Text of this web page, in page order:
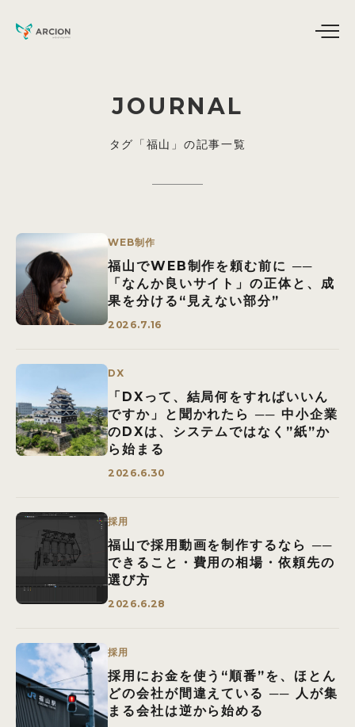
JOURNAL
タグ「福山」の記事一覧
WEB制作
福山でWEB制作を頼む前に ──
「なんか良いサイト」の正体と、成
果を分ける“見えない部分”
2026.7.16
DX
「DXって、結局何をすればいいん
ですか」と聞かれたら ── 中小企業
のDXは、システムではなく”紙”か
ら始まる
2026.6.30
採用
福山で採用動画を制作するなら ──
できること・費用の相場・依頼先の
選び方
2026.6.28
採用
採用にお金を使う“順番”を、ほとん
どの会社が間違えている ── 人が集
まる会社は逆から始める